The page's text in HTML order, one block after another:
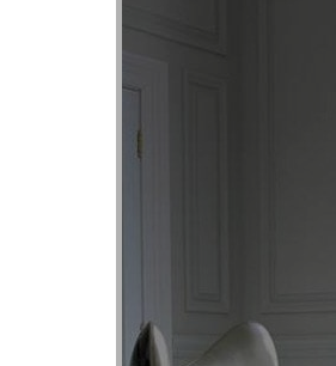
Светодиодные